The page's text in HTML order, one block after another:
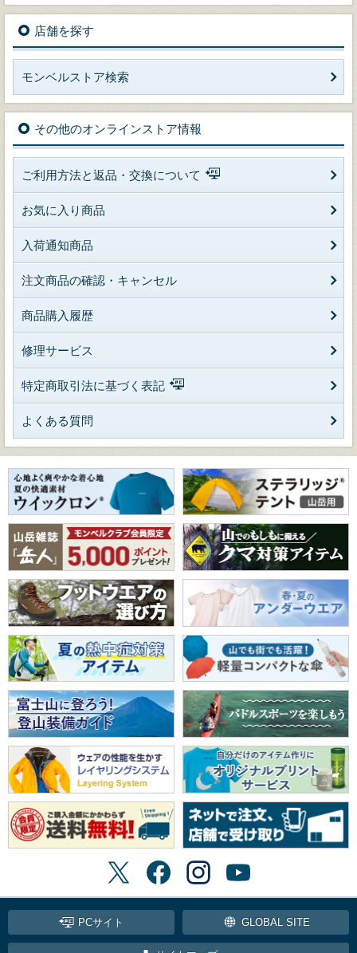
店舗を探す
モンベルストア検索
その他のオンラインストア情報
ご利用方法と返品・交換について
お気に入り商品
入荷通知商品
注文商品の確認・キャンセル
商品購入履歴
修理サービス
特定商取引法に基づく表記
よくある質問
PCサイト GLOBAL SITE